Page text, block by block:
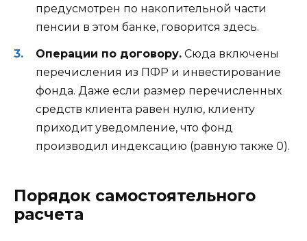
предусмотрен по накопительной части
пенсии в этом банке, говорится здесь.
Операции по договору. Сюда включены
перечисления из ПФР и инвестирование
фонда. Даже если размер перечисленных
средств клиента равен нулю, клиенту
приходит уведомление, что фонд
производил индексацию (равную также 0).
Порядок самостоятельного
расчета